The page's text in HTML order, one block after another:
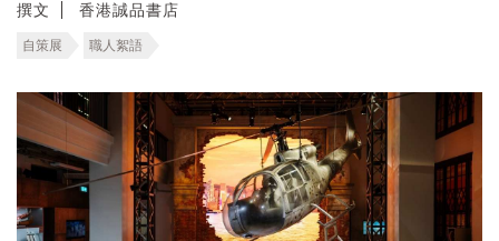
撰文 香港誠品書店
自策展 職人絮語